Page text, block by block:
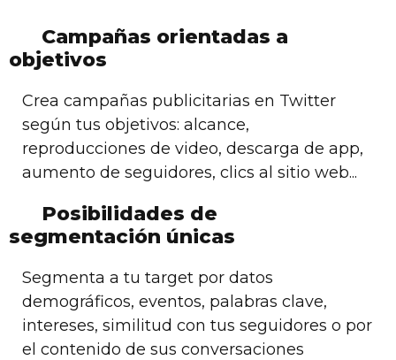
Campañas orientadas a
objetivos
Crea campañas publicitarias en Twitter
según tus objetivos: alcance,
reproducciones de video, descarga de app,
aumento de seguidores, clics al sitio web...
Posibilidades de
segmentación únicas
Segmenta a tu target por datos
demográficos, eventos, palabras clave,
intereses, similitud con tus seguidores o por
el contenido de sus conversaciones